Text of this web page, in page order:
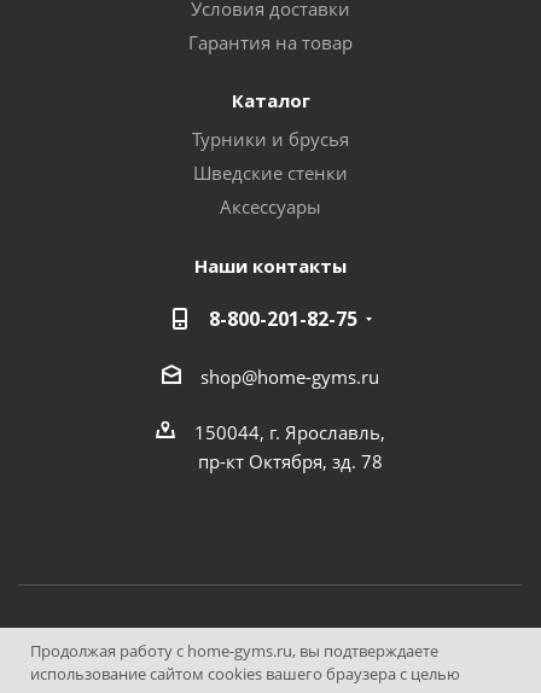
Продолжая работу с home-gyms.ru, вы подтверждаете
использование сайтом cookies вашего браузера с целью
Условия доставки
Гарантия на товар
Каталог
Турники и брусья
Шведские стенки
Аксессуары
Наши контакты
8-800-201-82-75
shop@home-gyms.ru
150044, г. Ярославль,
пр-кт Октября, зд. 78
© ООО "Домашние Тренажеры", 2013—2026